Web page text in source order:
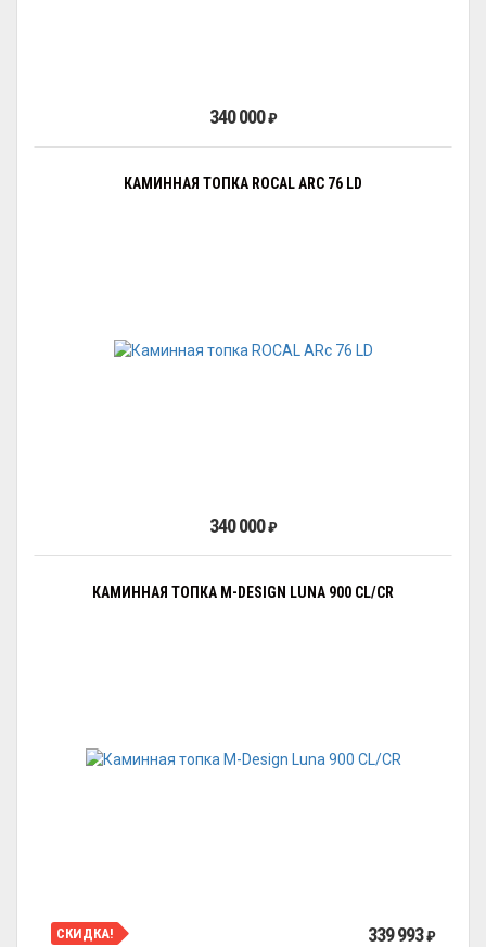
340 000₽
КАМИННАЯ ТОПКА ROCAL ARC 76 LD
340 000₽
КАМИННАЯ ТОПКА M-DESIGN LUNA 900 CL/CR
СКИДКА! 339 993₽